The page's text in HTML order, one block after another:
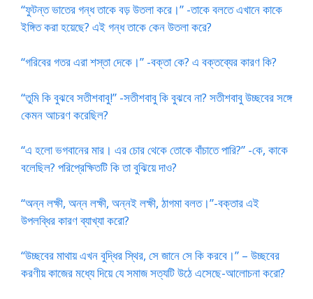
“ফুটন্ত ভাতের গন্ধ তাকে বড় উতলা করে।” -তাকে বলতে এখানে কাকে
ইঙ্গিত করা হয়েছে? এই গন্ধ তাকে কেন উতলা করে?
“গরিবের গতর এরা শস্তা দেকে।” -বক্তা কে? এ বক্তব্যের কারণ কি?
“তুমি কি বুঝবে সতীশবাবু!” -সতীশবাবু কি বুঝবে না? সতীশবাবু উচ্ছবের সঙ্গে
কেমন আচরণ করেছিল?
“এ হলো ভগবানের মার। এর চোর থেকে তোকে বাঁচাতে পারি?” -কে, কাকে
বলেছিল? পরিপ্রেক্ষিতটি কি তা বুঝিয়ে দাও?
“অন্ন লক্ষী, অন্ন লক্ষী, অন্ন‌ই লক্ষী, ঠাগমা বলত।”-বক্তার এই
উপলব্ধির কারণ ব্যাখ্যা করো?
“উচ্ছবের মাথায় এখন বুদ্ধির স্থির, সে জানে সে কি করবে।” – উচ্ছবের
করণীয় কাজের মধ্যে দিয়ে যে সমাজ সত্যটি উঠে এসেছে-আলোচনা করো?